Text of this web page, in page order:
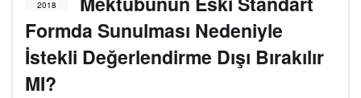
2018
Formda Sunulması Nedeniyle
İstekli Değerlendirme Dışı Bırakılır
MI?